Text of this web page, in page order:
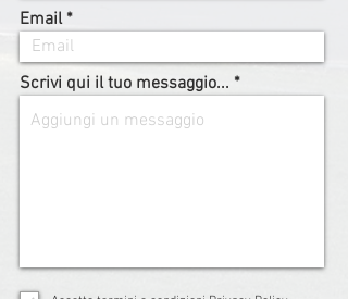
Email
Scrivi qui il tuo messaggio...